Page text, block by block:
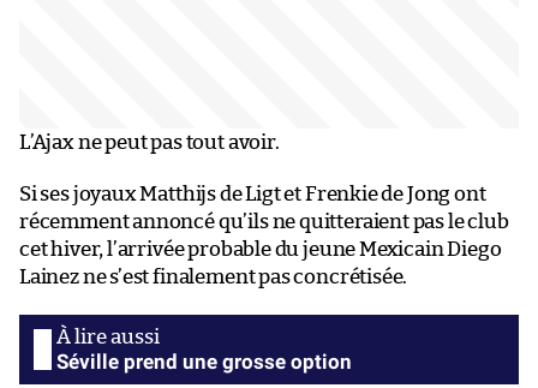
L’Ajax ne peut pas tout avoir.
Si ses joyaux Matthijs de Ligt et Frenkie de Jong ont
récemment annoncé qu’ils ne quitteraient pas le club
cet hiver, l’arrivée probable du jeune Mexicain Diego
Lainez ne s’est finalement pas concrétisée.
Séville prend une grosse option